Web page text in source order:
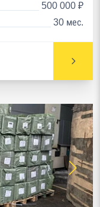
500 000 ₽
30 мес.